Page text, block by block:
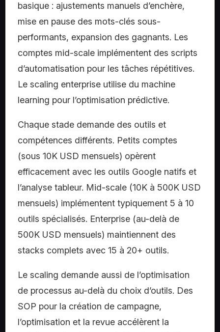
basique : ajustements manuels d’enchère,
mise en pause des mots-clés sous-
performants, expansion des gagnants. Les
comptes mid-scale implémentent des scripts
d’automatisation pour les tâches répétitives.
Le scaling enterprise utilise du machine
learning pour l’optimisation prédictive.
Chaque stade demande des outils et
compétences différents. Petits comptes
(sous 10K USD mensuels) opèrent
efficacement avec les outils Google natifs et
l’analyse tableur. Mid-scale (10K à 500K USD
mensuels) implémentent typiquement 5 à 10
outils spécialisés. Enterprise (au-delà de
500K USD mensuels) maintiennent des
stacks complets avec 15 à 20+ outils.
Le scaling demande aussi de l’optimisation
de processus au-delà du choix d’outils. Des
SOP pour la création de campagne,
l’optimisation et la revue accélèrent la